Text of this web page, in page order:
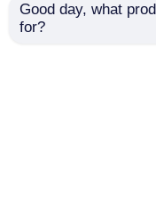
Good day, what
for?